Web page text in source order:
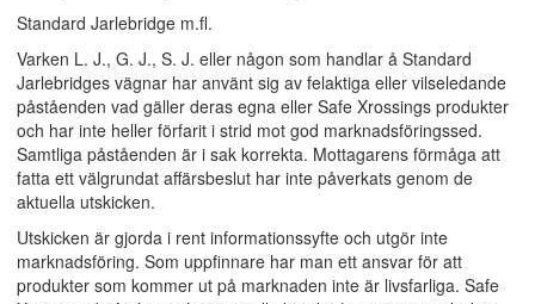
Standard Jarlebridge m.fl.
Varken L. J., G. J., S. J. eller någon som handlar å Standard
Jarlebridges vägnar har använt sig av felaktiga eller vilseledande
påståenden vad gäller deras egna eller Safe Xrossings produkter
och har inte heller förfarit i strid mot god marknadsföringssed.
Samtliga påståenden är i sak korrekta. Mottagarens förmåga att
fatta ett välgrundat affärsbeslut har inte påverkats genom de
aktuella utskicken.
Utskicken är gjorda i rent informationssyfte och utgör inte
marknadsföring. Som uppfinnare har man ett ansvar för att
produkter som kommer ut på marknaden inte är livsfarliga. Safe